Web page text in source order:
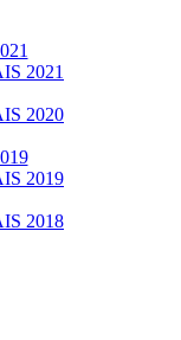
2021
2020
2019
2018